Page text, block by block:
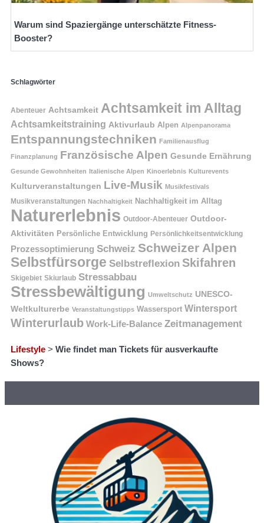
Warum sind Spaziergänge unterschätzte Fitness-
Booster?
Schlagwörter
Abenteuer Achtsamkeit Achtsamkeit im Alltag
Achtsamkeitstraining Aktivurlaub Alpen Alpenpanorama
Entspannungstechniken Familienausflug
Finanzplanung Französische Alpen Gesunde Ernährung
Gesunde Gewohnheiten Italienische Alpen Kinoerlebnis Kulturevents
Kulturveranstaltungen Live-Musik Musikfestivals
Musikveranstaltungen Nachhaltigkeit Nachhaltigkeit im Alltag
Naturerlebnis Outdoor-Abenteuer Outdoor-
Aktivitäten Persönliche Entwicklung Persönlichkeitsentwicklung
Prozessoptimierung Schweiz Schweizer Alpen
Selbstfürsorge Selbstreflexion Skifahren
Skigebiet Skiurlaub Stressabbau
Stressbewältigung Umweltschutz UNESCO-
Weltkulturerbe Veranstaltungstipps Wassersport Wintersport
Winterurlaub Work-Life-Balance Zeitmanagement
Lifestyle > Wie findet man Tickets für ausverkaufte
Shows?